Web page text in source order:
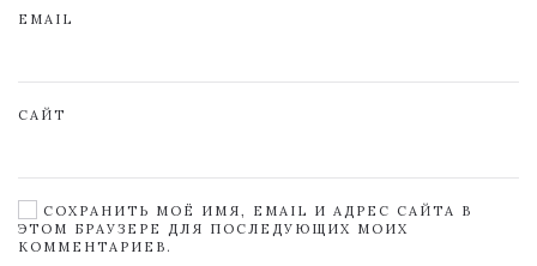
EMAIL
САЙТ
СОХРАНИТЬ МОЁ ИМЯ, EMAIL И АДРЕС САЙТА В
ЭТОМ БРАУЗЕРЕ ДЛЯ ПОСЛЕДУЮЩИХ МОИХ
КОММЕНТАРИЕВ.